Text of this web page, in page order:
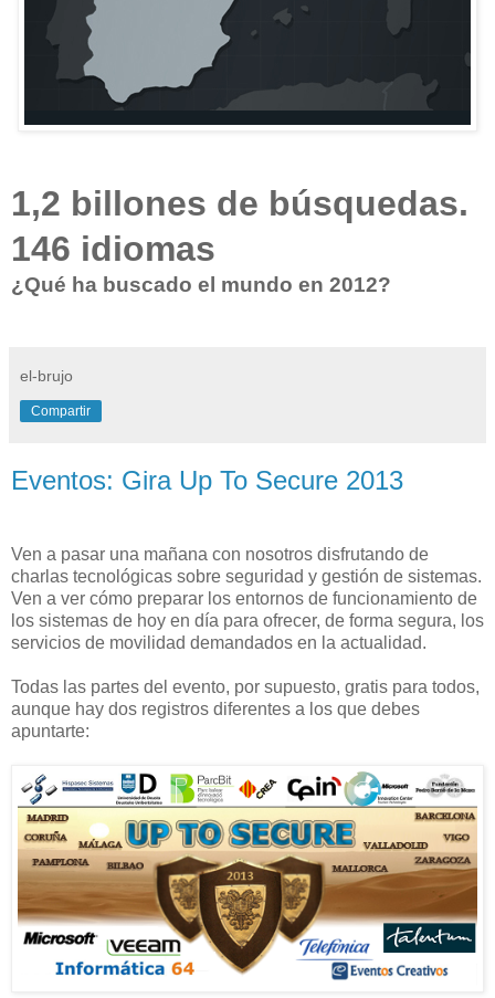
1,2 billones de búsquedas.
146 idiomas
¿Qué ha buscado el mundo en 2012?
el-brujo
Compartir
Eventos: Gira Up To Secure 2013
Ven a pasar una mañana con nosotros disfrutando de
charlas tecnológicas sobre seguridad y gestión de sistemas.
Ven a ver cómo preparar los entornos de funcionamiento de
los sistemas de hoy en día para ofrecer, de forma segura, los
servicios de movilidad demandados en la actualidad.
Todas las partes del evento, por supuesto, gratis para todos,
aunque hay dos registros diferentes a los que debes
apuntarte: